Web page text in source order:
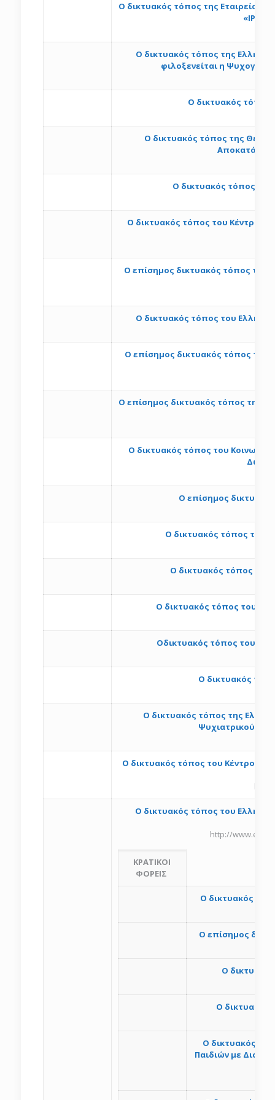
O δικτυακός τόπος της Εταιρείας
Ο δικτυακός τόπος της
φιλοξενείται η
Ο δικτυακός τόπος
Ο δικτυακός τόπος της
O δικτυακός τόπος
Ο δικτυακός τόπος του Κέντρου
Ο επίσημος δικτυακός τόπος του
Ο δικτυακός τόπος του
Ο επίσημος δικτυακός τόπος του
Ο επίσημος δικτυακός τόπος της
O δικτυακός τόπος του
O επίσημος
Ο δικτυακός τόπος της
Ο δικτυακός τόπος
Ο δικτυακός τόπος του
Oδικτυακός τόπος του
Ο δικτυακός
O δικτυακός τόπος της
Ψυχιατρικού
Ο δικτυακός τόπος του Κέντρου
O δικτυακός τόπος του
http://
ΚΡΑΤΙΚΟΙ
ΦΟΡΕΙΣ
Ο δικτυακός
Ο επίσημος
Ο
Ο δικτυακός
O δικτυακός
Παιδιών με